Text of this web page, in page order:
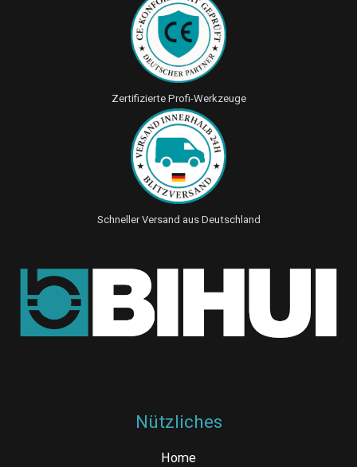
Zertifizierte Profi-Werkzeuge
Schneller Versand aus Deutschland
Nützliches
Home